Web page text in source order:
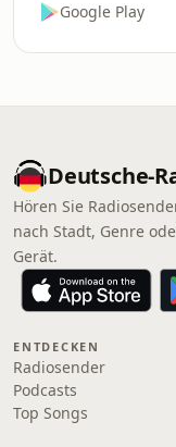
Google Play
Deutsche-
Hören Sie
nach Stadt, Genre
Gerät.
ENTDECKEN
Radiosender
Podcasts
Top Songs